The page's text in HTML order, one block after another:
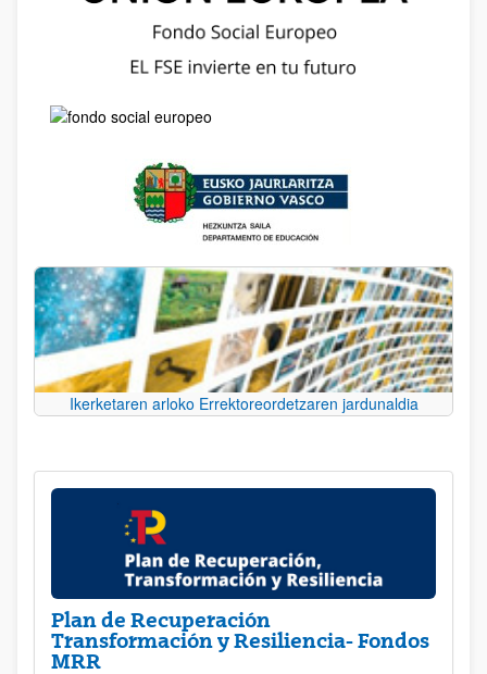
Ikerketaren arloko Errektoreordetzaren jardunaldia
Plan de Recuperación
Transformación y Resiliencia- Fondos
MRR